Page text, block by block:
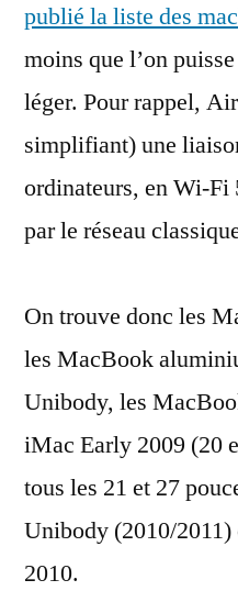
publié la liste des
moins que l’on
léger. Pour rappel,
simplifiant) une
ordinateurs, en Wi-Fi
par le réseau
On trouve donc les
les MacBook
Unibody, les
iMac Early 2009 (20
tous les 21 et 27
Unibody (2010/2011)
2010.